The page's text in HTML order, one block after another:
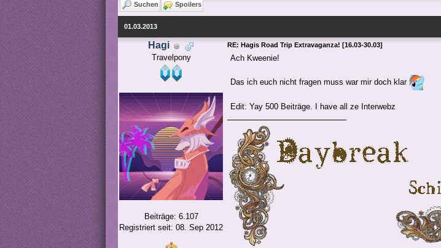
Suchen Spoilers
01.03.2013
Hagi
Travelpony
Beiträge: 6.107
Registriert seit: 08. Sep 2012
RE: Hagis Road Trip Extravaganza! [16.03-30.03]
Ach Kweenie!
Das ich euch nicht fragen muss war mir doch klar
Edit: Yay 500 Beiträge. I have all ze Interwebz